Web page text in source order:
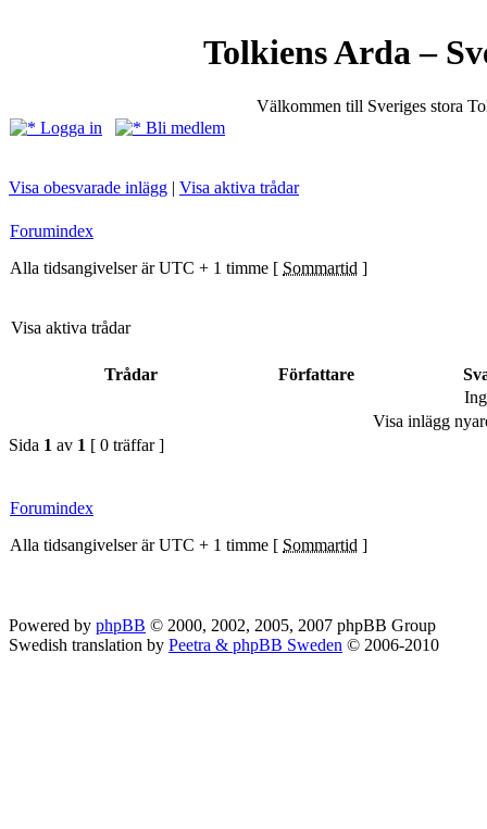
Tolkiens Arda –
Välkommen till Sveriges stora
Logga in
Bli medlem
Visa obesvarade inlägg | Visa aktiva trådar
Forumindex
Alla tidsangivelser är UTC + 1 timme [ Sommartid ]
Visa aktiva trådar
Trådar Författare
Visa inlägg
Sida 1 av 1 [ 0 träffar ]
Forumindex
Alla tidsangivelser är UTC + 1 timme [ Sommartid ]
Powered by phpBB © 2000, 2002, 2005, 2007 phpBB Group
Swedish translation by Peetra & phpBB Sweden © 2006-2010